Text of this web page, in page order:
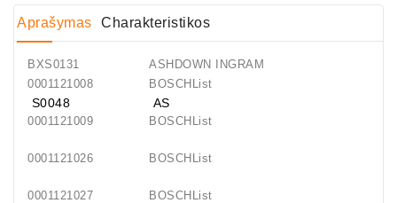
Aprašymas Charakteristikos
BXS0131
ASHDOWN INGRAM
0001121008
BOSCHList
S0048 AS
0001121009 BOSCHList
0001121026 BOSCHList
0001121027 BOSCHList